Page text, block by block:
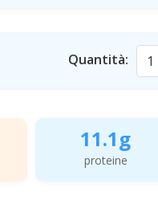
Quantità:
11.1g
proteine